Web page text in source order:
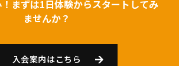
まずは1日体験からスタートしてみ
ませんか？
入会案内はこちら